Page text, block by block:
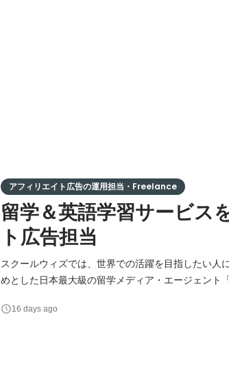
アフィリエイト広告の運用担当・Freelance
留学＆英語学習サービス
ト広告担当
スクールウィズでは、世界での活躍を目指したい
めとした日本最大級の留学メディア・エージェント
english.com/）」などのサービスを運営しています。 今回は、留学事業のWebマーケティングの中でも、アフィ
16 days ago